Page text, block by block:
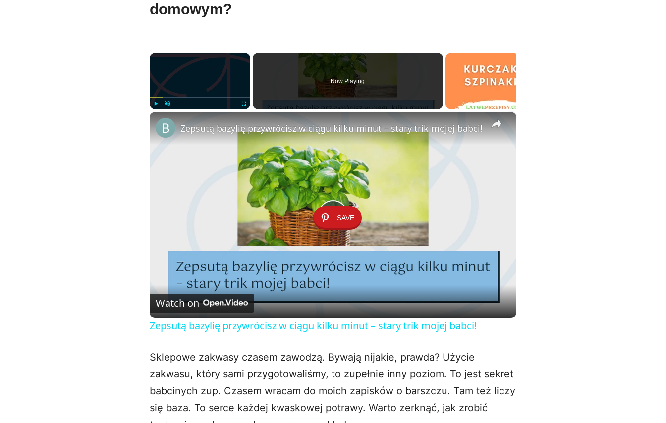
domowym?
×
Now Playing
×
SAVE
P
l
a
y
i
d
Zepsutą bazylię przywrócisz w ciągu kilku minut – stary trik mojej babci!
Watch on
Zepsutą bazylię przywrócisz w ciągu kilku minut – stary trik mojej babci!
Sklepowe zakwasy czasem zawodzą. Bywają nijakie, prawda? Użycie
zakwasu, który sami przygotowaliśmy, to zupełnie inny poziom. To jest sekret
babcinych zup. Czasem wracam do moich zapisków o barszczu. Tam też liczy
się baza. To serce każdej kwaskowej potrawy. Warto zerknąć, jak zrobić